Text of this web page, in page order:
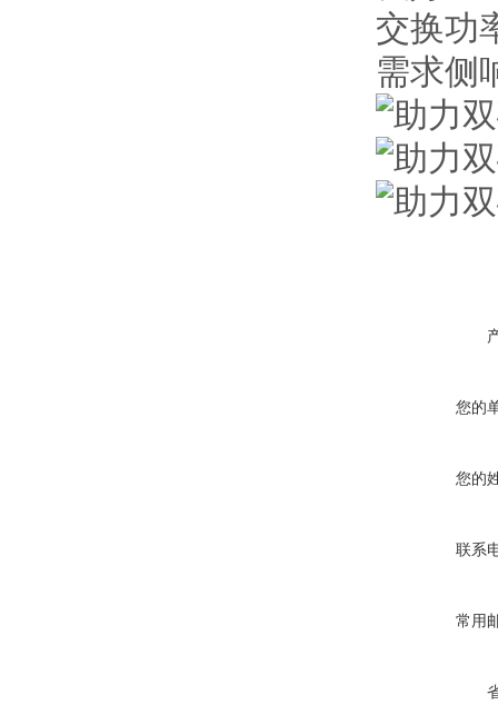
交换功
需求侧
您的
您的
联系
常用